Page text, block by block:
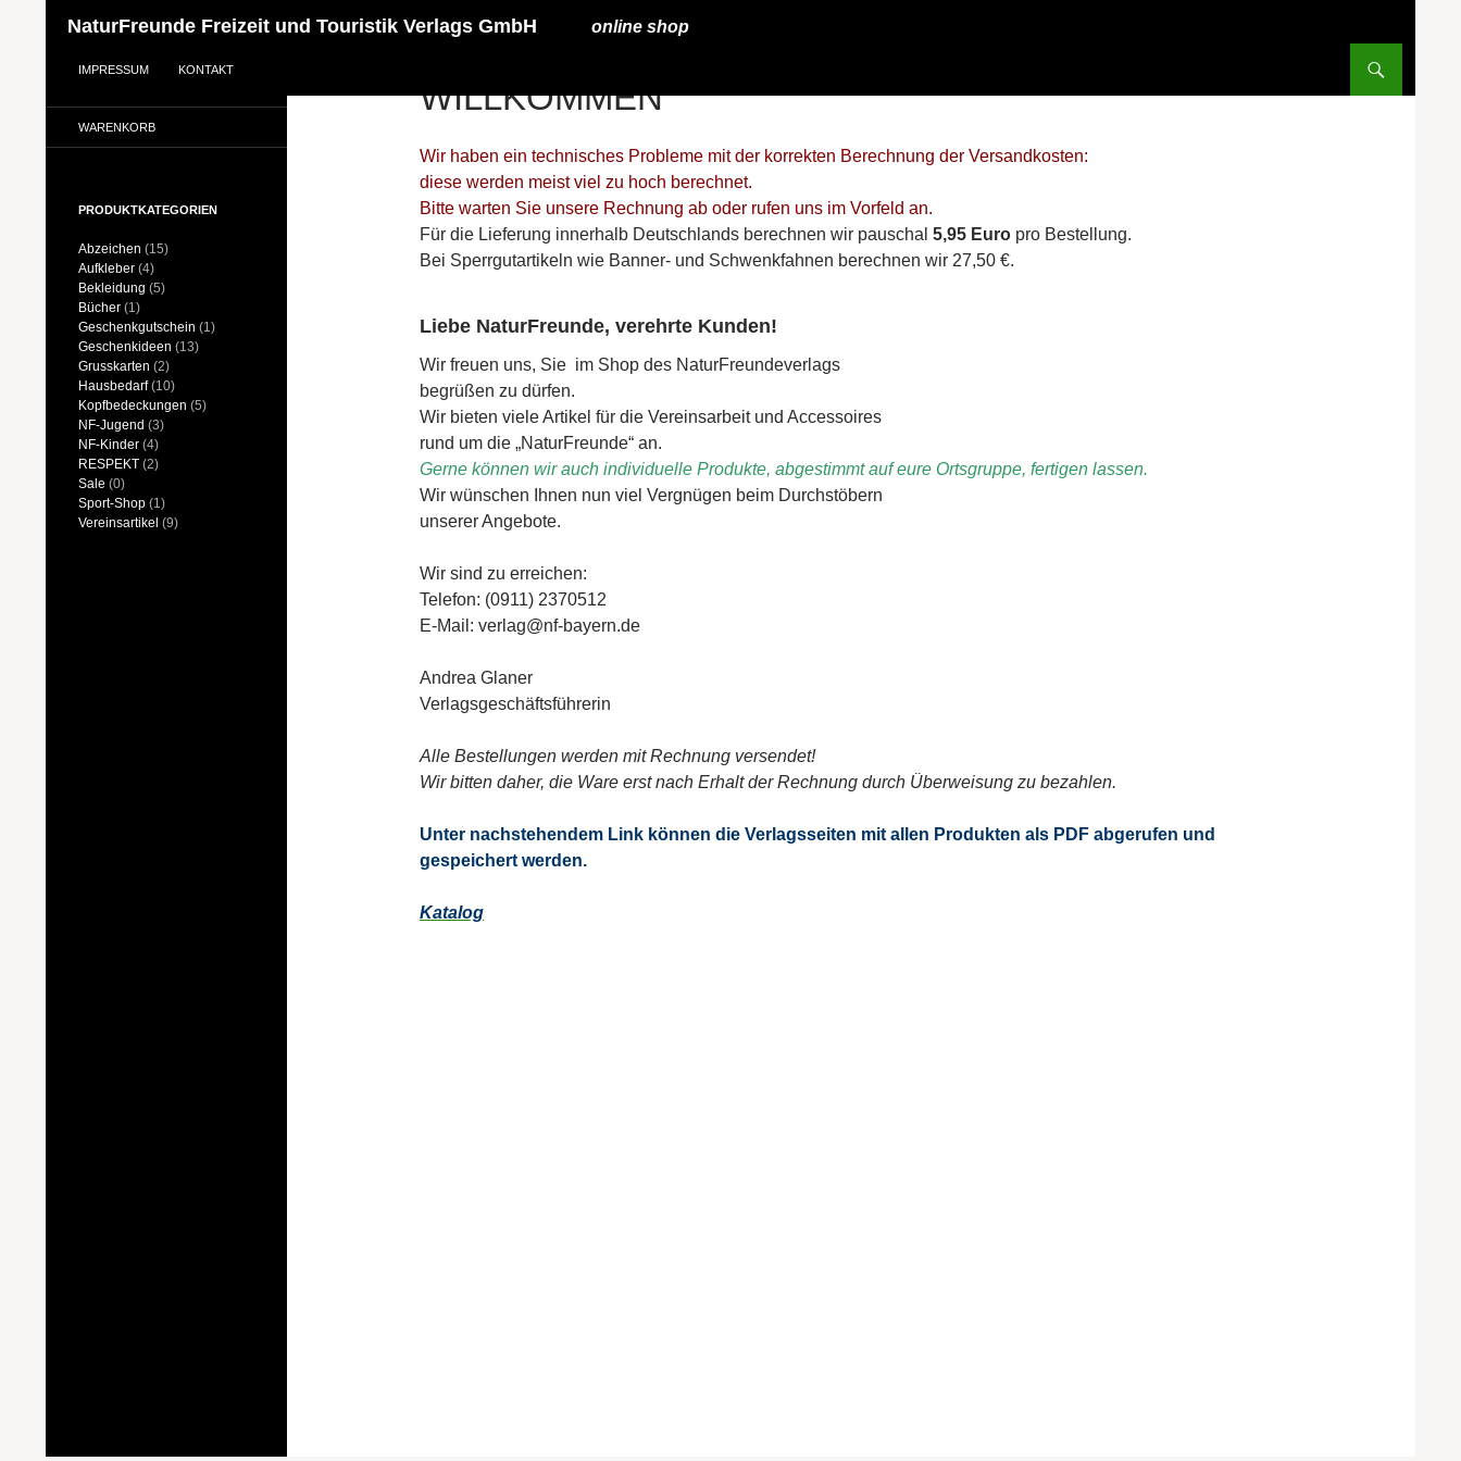
NaturFreunde Freizeit und Touristik Verlags GmbH online shop
IMPRESSUM
KONTAKT
WILLKOMMEN
Wir haben ein technisches Probleme mit der korrekten Berechnung der Versandkosten:
diese werden meist viel zu hoch berechnet.
Bitte warten Sie unsere Rechnung ab oder rufen uns im Vorfeld an.
Für die Lieferung innerhalb Deutschlands berechnen wir pauschal 5,95 Euro pro Bestellung.
Bei Sperrgutartikeln wie Banner- und Schwenkfahnen berechnen wir 27,50 €.
Liebe NaturFreunde, verehrte Kunden!
Wir freuen uns, Sie im Shop des NaturFreundeverlags
begrüßen zu dürfen.
Wir bieten viele Artikel für die Vereinsarbeit und Accessoires
rund um die „NaturFreunde“ an.
Gerne können wir auch individuelle Produkte, abgestimmt auf eure Ortsgruppe, fertigen lassen.
Wir wünschen Ihnen nun viel Vergnügen beim Durchstöbern
unserer Angebote.
Wir sind zu erreichen:
Telefon: (0911) 2370512
E-Mail: verlag@nf-bayern.de
Andrea Glaner
Verlagsgeschäftsführerin
Alle Bestellungen werden mit Rechnung versendet!
Wir bitten daher, die Ware erst nach Erhalt der Rechnung durch Überweisung zu bezahlen.
Unter nachstehendem Link können die Verlagsseiten mit allen Produkten als PDF abgerufen und
gespeichert werden.
Katalog
WARENKORB
PRODUKTKATEGORIEN
Abzeichen (15)
Aufkleber (4)
Bekleidung (5)
Bücher (1)
Geschenkgutschein (1)
Geschenkideen (13)
Grusskarten (2)
Hausbedarf (10)
Kopfbedeckungen (5)
NF-Jugend (3)
NF-Kinder (4)
RESPEKT (2)
Sale (0)
Sport-Shop (1)
Vereinsartikel (9)